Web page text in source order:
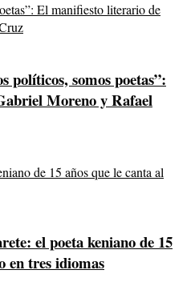
somos poetas”:
Moreno y Rafael
el poeta keniano de 15
en tres idiomas